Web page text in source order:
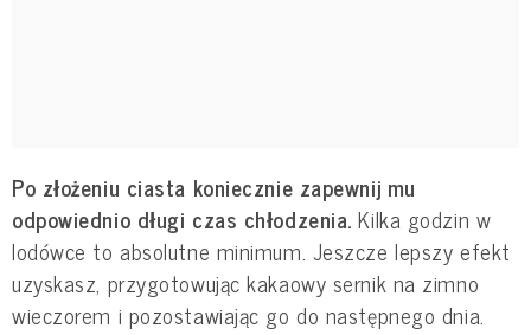
Po złożeniu ciasta koniecznie zapewnij mu
odpowiednio długi czas chłodzenia. Kilka godzin w
lodówce to absolutne minimum. Jeszcze lepszy efekt
uzyskasz, przygotowując kakaowy sernik na zimno
wieczorem i pozostawiając go do następnego dnia.